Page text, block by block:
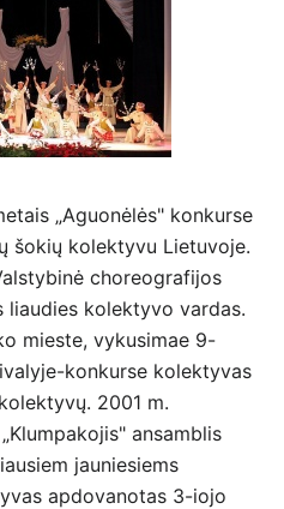
„Aguonėlės" konkurse
šokių kolektyvu Lietuvoje.
choreografijos
liaudies kolektyvo vardas.
mieste, vykusimae 9-
konkurse kolektyvas
2001 m.
ansamblis
jauniesiems
apdovanotas 3-iojo